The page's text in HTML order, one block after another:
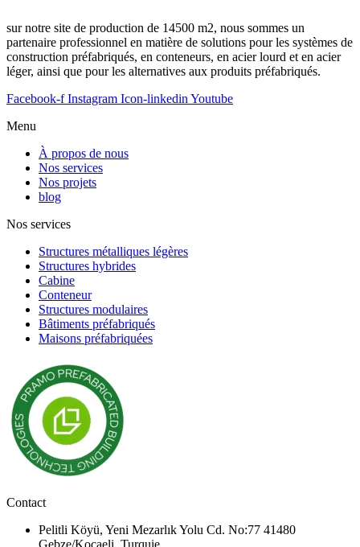
sur notre site de production de 14500 m2, nous sommes un
partenaire professionnel en matière de solutions pour les systèmes de
construction préfabriqués, en conteneurs, en acier lourd et en acier
léger, ainsi que pour les alternatives aux produits préfabriqués.
Facebook-f Instagram Icon-linkedin Youtube
Menu
À propos de nous
Nos services
Nos projets
blog
Nos services
Structures métalliques légères
Structures hybrides
Cabine
Conteneur
Structures modulaires
Bâtiments préfabriqués
Maisons préfabriquées
Contact
Pelitli Köyü, Yeni Mezarlık Yolu Cd. No:77 41480
Gebze/Kocaeli, Turquie